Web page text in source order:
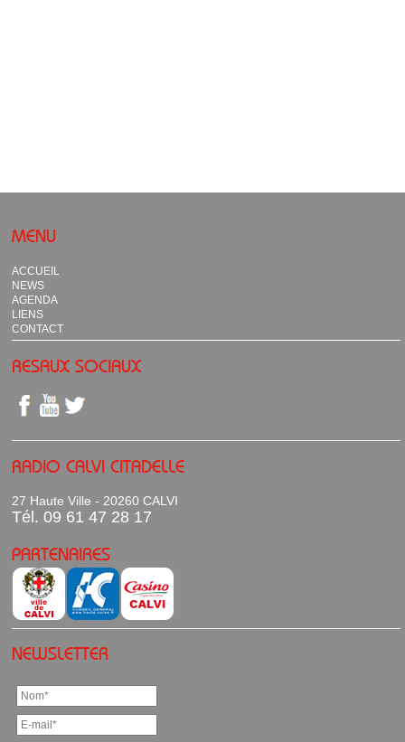
MENU
ACCUEIL
NEWS
AGENDA
LIENS
CONTACT
RESAUX SOCIAUX
RADIO CALVI CITADELLE
27 Haute Ville - 20260 CALVI
Tél. 09 61 47 28 17
PARTENAIRES
NEWSLETTER